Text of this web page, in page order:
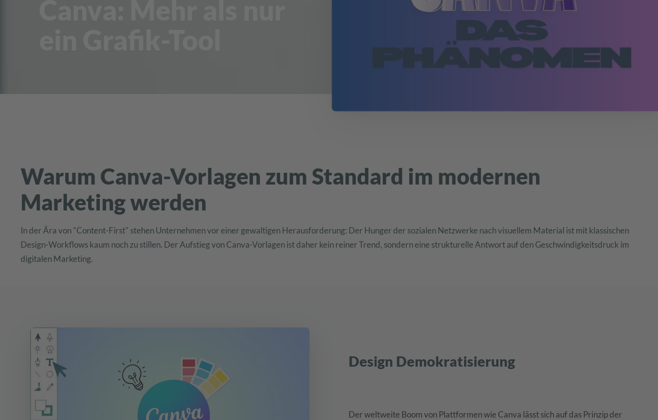
Warum Canva-Vorlagen zum Standard im modernen
Marketing werden
In der Ära von "Content-First" stehen Unternehmen vor einer gewaltigen Herausforderung: Der Hunger der sozialen Netzwerke nach visuellem Material ist mit klassischen
Design-Workflows kaum noch zu stillen. Der Aufstieg von Canva-Vorlagen ist daher kein reiner Trend, sondern eine strukturelle Antwort auf den Geschwindigkeitsdruck im
digitalen Marketing.
Design Demokratisierung
Der weltweite Boom von Plattformen wie Canva lässt sich auf das Prinzip der